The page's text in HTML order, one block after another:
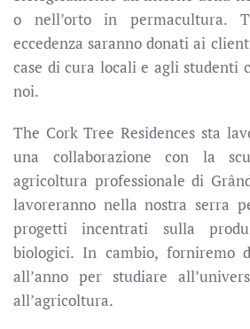
o nell’orto in
eccedenza saranno donati ai
case di cura locali e agli studenti
noi.
The Cork Tree Residences sta
una collaborazione con la
agricoltura professionale di
lavoreranno nella nostra serra
progetti incentrati sulla
biologici. In cambio, forniremo
all’anno per studiare
all’agricoltura.